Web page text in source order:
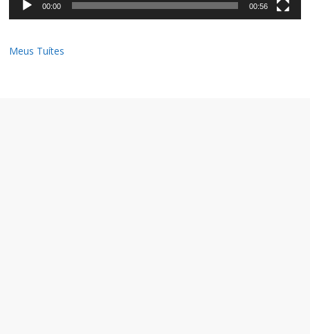
00:00 00:56
Meus Tuítes